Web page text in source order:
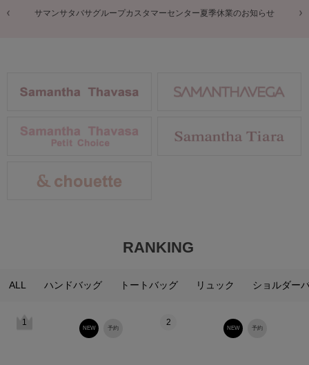
商品に関するお詫びとお知らせ
RANKING
ALL ハンドバッグ トートバッグ リュック ショルダー
1
予約
NEW
2
予約
NEW